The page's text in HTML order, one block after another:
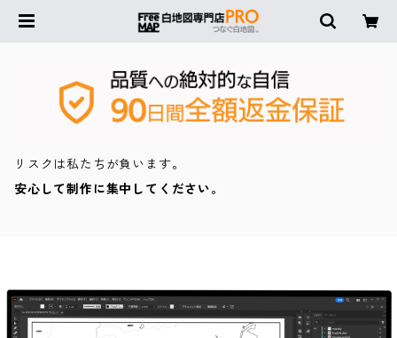
リスクは私たちが負います。
安心して制作に集中してください。